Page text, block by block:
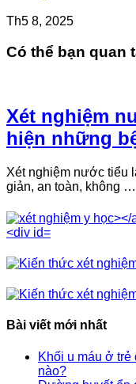
Th5 8, 2025
Có thể bạn quan
Xét nghiệm
hiện những
Xét nghiệm nước tiểu
giản, an toàn, không …
Bài viết mới nhất
Khối u máu ở
nào?